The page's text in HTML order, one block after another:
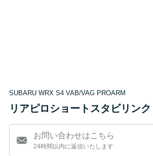
SUBARU WRX S4 VAB/VAG PROARM
リアピロショートスタビリン
お問い合わせはこちら
24時間以内に返信いたします